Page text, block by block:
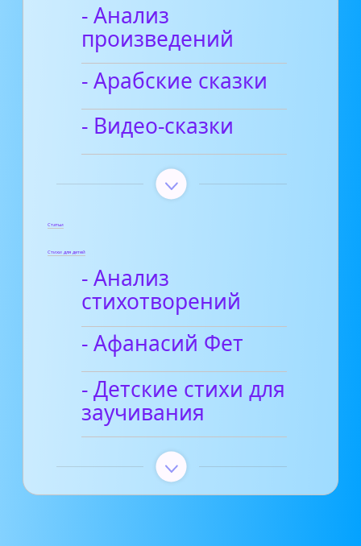
- Анализ
произведений
- Арабские сказки
- Видео-сказки
Статьи
Стихи для детей
- Анализ
стихотворений
- Афанасий Фет
- Детские стихи для
заучивания